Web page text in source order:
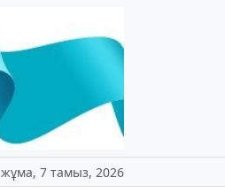
жұма, 7 тамыз, 2026